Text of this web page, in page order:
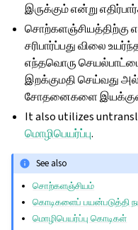
இருக்கும் என்று
சொற்களஞ்சியத்திற்கு
சரிபார்ப்பது விலை
எந்தவொரு
இறக்குமதி செய்வது
சோதனைகளை
It also utilizes
மொழிபெயர்ப்பு.
See also
சொற்களஞ்சியம்
கொடிகளைப் பயன்படுத்தி
மொழிபெயர்ப்பு கொடிகள்